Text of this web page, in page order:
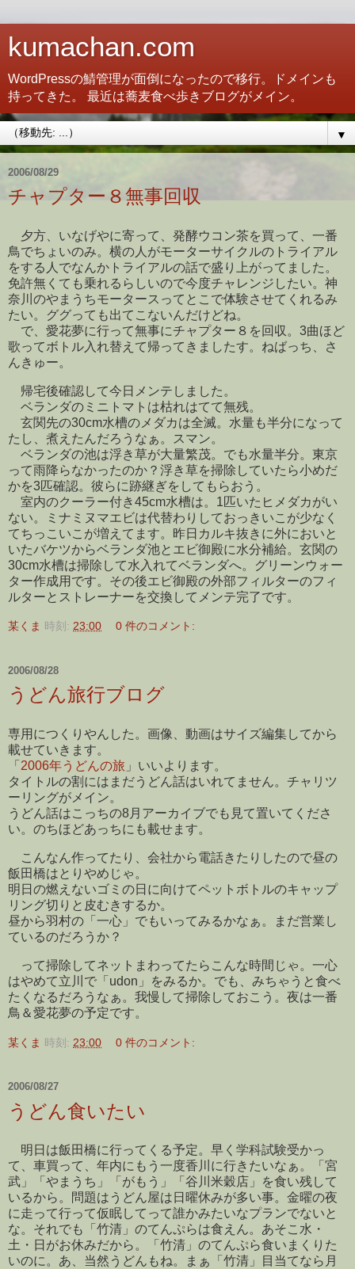
kumachan.com
WordPressの鯖管理が面倒になったので移行。ドメインも
持ってきた。 最近は蕎麦食べ歩きブログがメイン。
▼
2006/08/29
チャプター８無事回収
夕方、いなげやに寄って、発酵ウコン茶を買って、一番
鳥でちょいのみ。横の人がモーターサイクルのトライアル
をする人でなんかトライアルの話で盛り上がってました。
免許無くても乗れるらしいので今度チャレンジしたい。神
奈川のやまうちモータースってとこで体験させてくれるみ
たい。ググっても出てこないんだけどね。
で、愛花夢に行って無事にチャプター８を回収。3曲ほど
歌ってボトル入れ替えて帰ってきましたす。ねばっち、さ
んきゅー。
帰宅後確認して今日メンテしました。
ベランダのミニトマトは枯れはてて無残。
玄関先の30cm水槽のメダカは全滅。水量も半分になって
たし、煮えたんだろうなぁ。スマン。
ベランダの池は浮き草が大量繁茂。でも水量半分。東京
って雨降らなかったのか？浮き草を掃除していたら小めだ
かを3匹確認。彼らに跡継ぎをしてもらおう。
室内のクーラー付き45cm水槽は。1匹いたヒメダカがい
ない。ミナミヌマエビは代替わりしておっきいこが少なく
てちっこいこが増えてます。昨日カルキ抜きに外においと
いたバケツからベランダ池とエビ御殿に水分補給。玄関の
30cm水槽は掃除して水入れてベランダへ。グリーンウォー
ター作成用です。その後エビ御殿の外部フィルターのフィ
ルターとストレーナーを交換してメンテ完了です。
某くま 時刻: 23:00 0 件のコメント:
2006/08/28
うどん旅行ブログ
専用につくりやんした。画像、動画はサイズ編集してから
載せていきます。
「 2006年うどんの旅 」いいよります。
タイトルの割にはまだうどん話はいれてません。チャリツ
ーリングがメイン。
うどん話はこっちの8月アーカイブでも見て置いてくださ
い。のちほどあっちにも載せます。
こんなん作ってたり、会社から電話きたりしたので昼の
飯田橋はとりやめじゃ。
明日の燃えないゴミの日に向けてペットボトルのキャップ
リング切りと皮むきするか。
昼から羽村の「一心」でもいってみるかなぁ。まだ営業し
ているのだろうか？
って掃除してネットまわってたらこんな時間じゃ。一心
はやめて立川で「udon」をみるか。でも、みちゃうと食べ
たくなるだろうなぁ。我慢して掃除しておこう。夜は一番
鳥＆愛花夢の予定です。
某くま 時刻: 23:00 0 件のコメント:
2006/08/27
うどん食いたい
明日は飯田橋に行ってくる予定。早く学科試験受かっ
て、車買って、年内にもう一度香川に行きたいなぁ。「宮
武」「やまうち」「がもう」「谷川米穀店」を食い残して
いるから。問題はうどん屋は日曜休みが多い事。金曜の夜
に走って行って仮眠してって誰かみたいなプランでないと
な。それでも「竹清」のてんぷらは食えん。あそこ水・
土・日がお休みだから。「竹清」のてんぷら食いまくりた
いのに。あ、当然うどんもね。まぁ「竹清」目当てなら月